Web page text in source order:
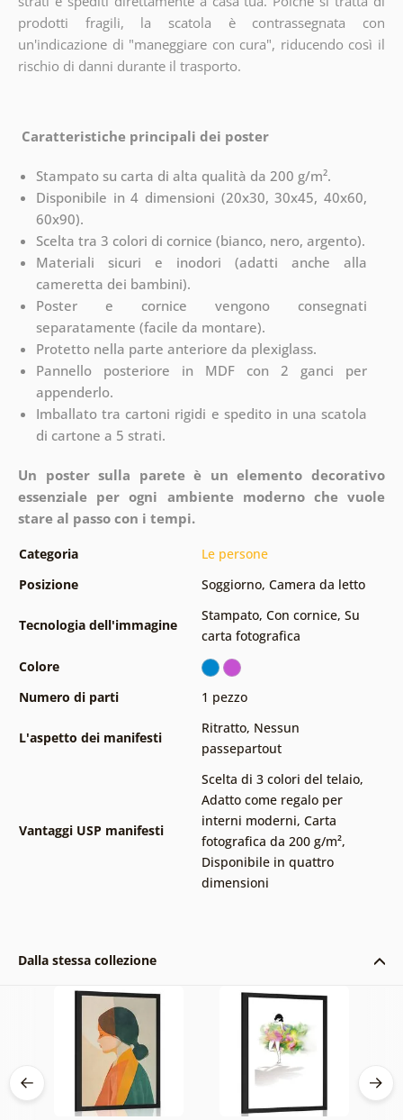
prodotti fragili, la scatola è contrassegnata con
un'indicazione di "maneggiare con cura", riducendo così il
rischio di danni durante il trasporto.
Caratteristiche principali dei poster
Stampato su carta di alta qualità da 200 g/m².
Disponibile in 4 dimensioni (20x30, 30x45, 40x60,
60x90).
Scelta tra 3 colori di cornice (bianco, nero, argento).
Materiali sicuri e inodori (adatti anche alla
cameretta dei bambini).
Poster e cornice vengono consegnati
separatamente (facile da montare).
Protetto nella parte anteriore da plexiglass.
Pannello posteriore in MDF con 2 ganci per
appenderlo.
Imballato tra cartoni rigidi e spedito in una scatola
di cartone a 5 strati.
Un poster sulla parete è un elemento decorativo
essenziale per ogni ambiente moderno che vuole
stare al passo con i tempi.
Categoria
Le persone
Posizione
Soggiorno, Camera da letto
Tecnologia dell'immagine
Stampato, Con cornice, Su
carta fotografica
Colore
Numero di parti
1 pezzo
L'aspetto dei manifesti
Ritratto, Nessun
passepartout
Vantaggi USP manifesti
Scelta di 3 colori del telaio,
Adatto come regalo per
interni moderni, Carta
fotografica da 200 g/m²,
Disponibile in quattro
dimensioni
Dalla stessa collezione